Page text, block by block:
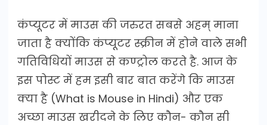
कंप्यूटर में माउस की जरुरत सबसे अहम् माना
जाता है क्योंकि कंप्यूटर स्क्रीन में होने वाले सभी
गतिविधियों माउस से कण्ट्रोल करते है. आज के
इस पोस्ट में हम इसी बार बात करेंगे कि माउस
क्या है (What is Mouse in Hindi) और एक
अच्छा माउस खरीदने के लिए कौन- कौन सी